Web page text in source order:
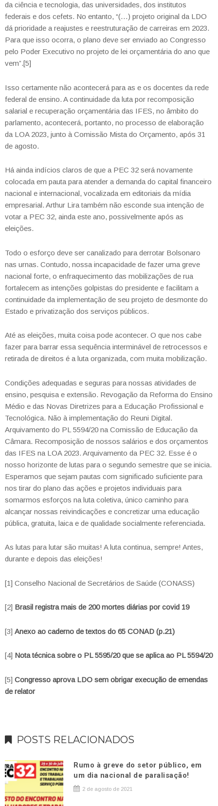
da ciência e tecnologia, das universidades, dos institutos
federais e dos cefets. No entanto, “(…) projeto original da LDO
dá prioridade a reajustes e reestruturação de carreiras em 2023.
Para que isso ocorra, o plano deve ser enviado ao Congresso
pelo Poder Executivo no projeto de lei orçamentária do ano que
vem”.[5]
Isso certamente não acontecerá para as e os docentes da rede
federal de ensino. A continuidade da luta por recomposição
salarial e recuperação orçamentária das IFES, no âmbito do
parlamento, acontecerá, portanto, no processo de elaboração
da LOA 2023, junto à Comissão Mista do Orçamento, após 31
de agosto.
Há ainda indícios claros de que a PEC 32 será novamente
colocada em pauta para atender a demanda do capital financeiro
nacional e internacional, vocalizada em editoriais da mídia
empresarial. Arthur Lira também não esconde sua intenção de
votar a PEC 32, ainda este ano, possivelmente após as
eleições.
Todo o esforço deve ser canalizado para derrotar Bolsonaro
nas urnas. Contudo, nossa incapacidade de fazer uma greve
nacional forte, o enfraquecimento das mobilizações de rua
fortalecem as intenções golpistas do presidente e facilitam a
continuidade da implementação de seu projeto de desmonte do
Estado e privatização dos serviços públicos.
Até as eleições, muita coisa pode acontecer. O que nos cabe
fazer para barrar essa sequência interminável de retrocessos e
retirada de direitos é a luta organizada, com muita mobilização.
Condições adequadas e seguras para nossas atividades de
ensino, pesquisa e extensão. Revogação da Reforma do Ensino
Médio e das Novas Diretrizes para a Educação Profissional e
Tecnológica. Não à implementação do Reuni Digital.
Arquivamento do PL 5594/20 na Comissão de Educação da
Câmara. Recomposição de nossos salários e dos orçamentos
das IFES na LOA 2023. Arquivamento da PEC 32. Esse é o
nosso horizonte de lutas para o segundo semestre que se inicia.
Esperamos que sejam pautas com significado suficiente para
nos tirar do plano das ações e projetos individuais para
somarmos esforços na luta coletiva, único caminho para
alcançar nossas reivindicações e concretizar uma educação
pública, gratuita, laica e de qualidade socialmente referenciada.
As lutas para lutar são muitas! A luta continua, sempre! Antes,
durante e depois das eleições!
[1] Conselho Nacional de Secretários de Saúde (CONASS)
[2] Brasil registra mais de 200 mortes diárias por covid 19
[3] Anexo ao caderno de textos do 65 CONAD (p.21)
[4] Nota técnica sobre o PL 5595/20 que se aplica ao PL 5594/20
[5] Congresso aprova LDO sem obrigar execução de emendas
de relator
POSTS RELACIONADOS
Rumo à greve do setor público, em
um dia nacional de paralisação!
2 de agosto de 2021